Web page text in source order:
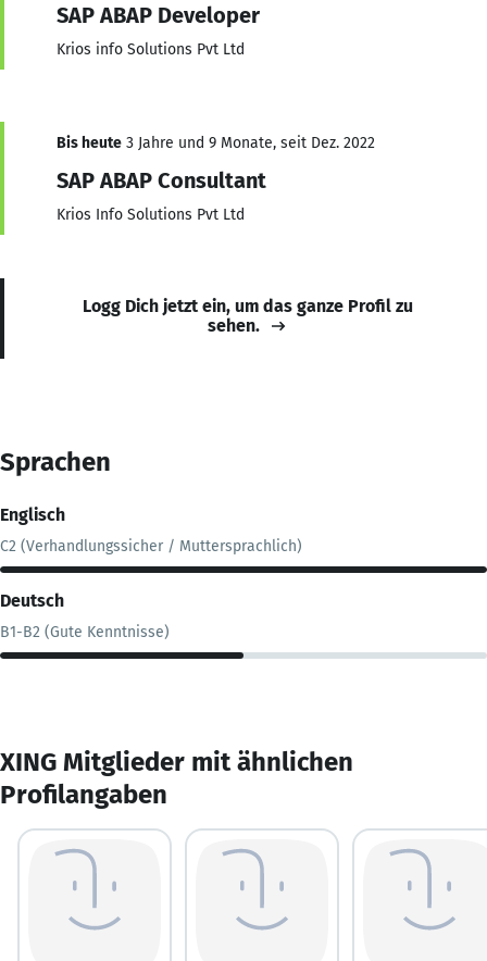
SAP ABAP Developer
Krios info Solutions Pvt Ltd
Bis heute 3 Jahre und 9 Monate, seit Dez. 2022
SAP ABAP Consultant
Krios Info Solutions Pvt Ltd
Logg Dich jetzt ein, um das ganze Profil zu
sehen.
Sprachen
Englisch
C2 (Verhandlungssicher / Muttersprachlich)
Deutsch
B1-B2 (Gute Kenntnisse)
XING Mitglieder mit ähnlichen
Profilangaben